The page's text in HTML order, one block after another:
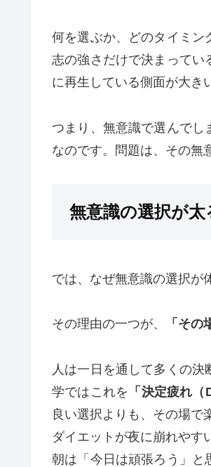
何を選ぶか、どのタイミン
志の強さだけで決まってい
に再生している側面が大き
つまり、無意識で選んでし
なのです。問題は、その無
無意識の選択が
では、なぜ無意識の選択が
その理由の一つが、 「その
人は一日を通して多くの
学ではこれを 「決定疲れ
良い選択よりも、その場で
ダイエットが夜に崩れやす
朝は「今日は頑張ろう」と